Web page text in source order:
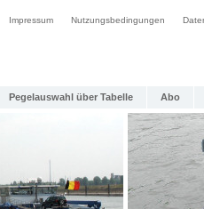
Impressum Nutzungsbedingungen
Pegelauswahl über Tabelle Abo